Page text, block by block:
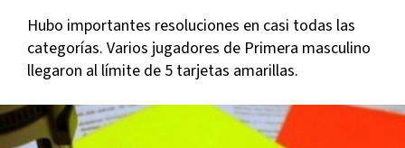
Hubo importantes resoluciones en casi todas las
categorías. Varios jugadores de Primera masculino
llegaron al límite de 5 tarjetas amarillas.